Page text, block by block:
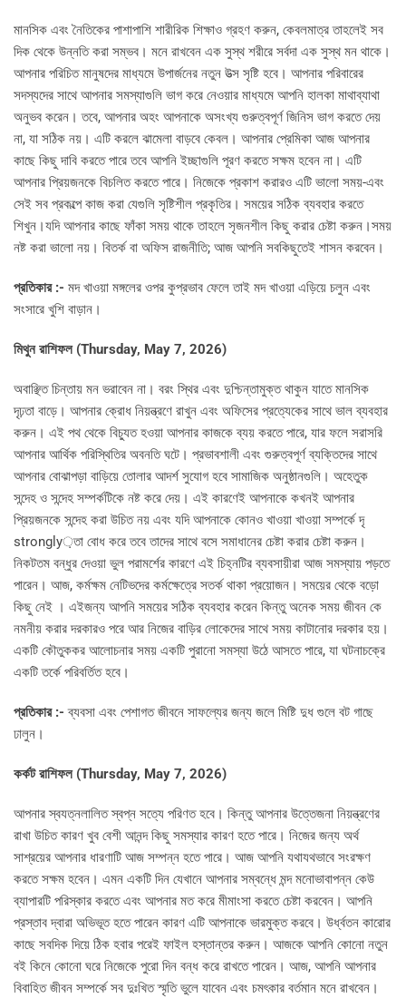
মানসিক এবং নৈতিকের পাশাপাশি শারীরিক শিক্ষাও গ্রহণ করুন, কেবলমাত্র তাহলেই সব
দিক থেকে উন্নতি করা সম্ভব। মনে রাখবেন এক সুস্থ শরীরে সর্বদা এক সুস্থ মন থাকে।
আপনার পরিচিত মানুষদের মাধ্যমে উপার্জনের নতুন উত্স সৃষ্টি হবে। আপনার পরিবারের
সদস্যদের সাথে আপনার সমস্যাগুলি ভাগ করে নেওয়ার মাধ্যমে আপনি হালকা মাথাব্যাথা
অনুভব করেন। তবে, আপনার অহং আপনাকে অসংখ্য গুরুত্বপূর্ণ জিনিস ভাগ করতে দেয়
না, যা সঠিক নয়। এটি করলে ঝামেলা বাড়বে কেবল। আপনার প্রেমিকা আজ আপনার
কাছে কিছু দাবি করতে পারে তবে আপনি ইচ্ছাগুলি পূরণ করতে সক্ষম হবেন না। এটি
আপনার প্রিয়জনকে বিচলিত করতে পারে। নিজেকে প্রকাশ করারও এটি ভালো সময়-এবং
সেই সব প্রকল্পে কাজ করা যেগুলি সৃষ্টিশীল প্রকৃতির। সময়ের সঠিক ব্যবহার করতে
শিখুন।যদি আপনার কাছে ফাঁকা সময় থাকে তাহলে সৃজনশীল কিছু করার চেষ্টা করুন।সময়
নষ্ট করা ভালো নয়। বিতর্ক বা অফিস রাজনীতি; আজ আপনি সবকিছুতেই শাসন করবেন।
প্রতিকার :- মদ খাওয়া মঙ্গলের ওপর কুপ্রভাব ফেলে তাই মদ খাওয়া এড়িয়ে চলুন এবং
সংসারে খুশি বাড়ান।
মিথুন রাশিফল (Thursday, May 7, 2026)
অবাঞ্ছিত চিন্তায় মন ভরাবেন না। বরং স্থির এবং দুশ্চিন্তামুক্ত থাকুন যাতে মানসিক
দৃঢ়তা বাড়ে। আপনার ক্রোধ নিয়ন্ত্রণে রাখুন এবং অফিসের প্রত্যেকের সাথে ভাল ব্যবহার
করুন। এই পথ থেকে বিচ্যুত হওয়া আপনার কাজকে ব্যয় করতে পারে, যার ফলে সরাসরি
আপনার আর্থিক পরিস্থিতির অবনতি ঘটে। প্রভাবশালী এবং গুরুত্বপূর্ণ ব্যক্তিদের সাথে
আপনার বোঝাপড়া বাড়িয়ে তোলার আদর্শ সুযোগ হবে সামাজিক অনুষ্ঠানগুলি। অহেতুক
সন্দেহ ও সন্দেহ সম্পর্কটিকে নষ্ট করে দেয়। এই কারণেই আপনাকে কখনই আপনার
প্রিয়জনকে সন্দেহ করা উচিত নয় এবং যদি আপনাকে কোনও খাওয়া খাওয়া সম্পর্কে দৃ
strongly়তা বোধ করে তবে তাদের সাথে বসে সমাধানের চেষ্টা করার চেষ্টা করুন।
নিকটতম বন্ধুর দেওয়া ভুল পরামর্শের কারণে এই চিহ্নটির ব্যবসায়ীরা আজ সমস্যায় পড়তে
পারেন। আজ, কর্মক্ষম নেটিভদের কর্মক্ষেত্রে সতর্ক থাকা প্রয়োজন। সময়ের থেকে বড়ো
কিছু নেই । এইজন্য আপনি সময়ের সঠিক ব্যবহার করেন কিন্তু অনেক সময় জীবন কে
নমনীয় করার দরকারও পরে আর নিজের বাড়ির লোকেদের সাথে সময় কাটানোর দরকার হয়।
একটি কৌতুককর আলোচনার সময় একটি পুরানো সমস্যা উঠে আসতে পারে, যা ঘটনাচক্রে
একটি তর্কে পরিবর্তিত হবে।
প্রতিকার :-ব্যবসা এবং পেশাগত জীবনে সাফল্যের জন্য জলে মিষ্টি দুধ গুলে বট গাছে
ঢালুন।
কর্কট রাশিফল (Thursday, May 7, 2026)
আপনার স্বযত্নলালিত স্বপ্ন সত্যে পরিণত হবে। কিন্তু আপনার উত্তেজনা নিয়ন্ত্রণের
রাখা উচিত কারণ খুব বেশী আনন্দ কিছু সমস্যার কারণ হতে পারে। নিজের জন্য অর্থ
সাশ্রয়ের আপনার ধারণাটি আজ সম্পন্ন হতে পারে। আজ আপনি যথাযথভাবে সংরক্ষণ
করতে সক্ষম হবেন। এমন একটি দিন যেখানে আপনার সম্বন্ধে মন্দ মনোভাবাপন্ন কেউ
ব্যাপারটি পরিস্কার করতে এবং আপনার মত করে মীমাংসা করতে চেষ্টা করবেন। আপনি
প্রস্তাব দ্বারা অভিভূত হতে পারেন কারণ এটি আপনাকে ভারমুক্ত করবে। উর্ধ্বতন কারোর
কাছে সবদিক দিয়ে ঠিক হবার পরেই ফাইল হস্তান্তর করুন। আজকে আপনি কোনো নতুন
বই কিনে কোনো ঘরে নিজেকে পুরো দিন বন্ধ করে রাখতে পারেন। আজ, আপনি আপনার
বিবাহিত জীবন সম্পর্কে সব দুঃখিত স্মৃতি ভুলে যাবেন এবং চমৎকার বর্তমান মনে রাখবেন।